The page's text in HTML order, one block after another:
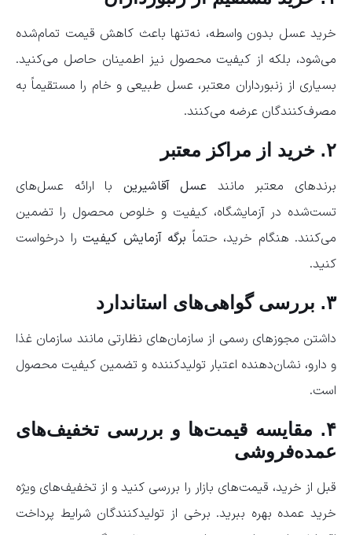
خرید عسل بدون واسطه، نه‌تنها باعث کاهش قیمت تمام‌شده
می‌شود، بلکه از کیفیت محصول نیز اطمینان حاصل می‌کنید.
بسیاری از زنبورداران معتبر، عسل طبیعی و خام را مستقیماً به
مصرف‌کنندگان عرضه می‌کنند.
۲. خرید از مراکز معتبر
برندهای معتبر مانند عسل آقاشیرین با ارائه عسل‌های
تست‌شده در آزمایشگاه، کیفیت و خلوص محصول را تضمین
می‌کنند. هنگام خرید، حتماً برگه آزمایش کیفیت را درخواست
کنید.
۳. بررسی گواهی‌های استاندارد
داشتن مجوزهای رسمی از سازمان‌های نظارتی مانند سازمان غذا
و دارو، نشان‌دهنده اعتبار تولیدکننده و تضمین کیفیت محصول
است.
۴. مقایسه قیمت‌ها و بررسی تخفیف‌های
عمده‌فروشی
قبل از خرید، قیمت‌های بازار را بررسی کنید و از تخفیف‌های ویژه
خرید عمده بهره ببرید. برخی از تولیدکنندگان شرایط پرداخت